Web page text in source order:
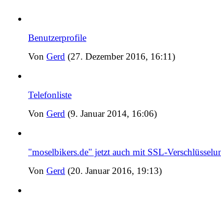
Benutzerprofile
Von Gerd (27. Dezember 2016, 16:11)
Telefonliste
Von Gerd (9. Januar 2014, 16:06)
"moselbikers.de" jetzt auch mit SSL-
Von Gerd (20. Januar 2016, 19:13)